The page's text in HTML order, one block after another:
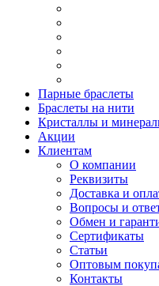
Парные браслеты
Браслеты на нити
Кристаллы и
Акции
Клиентам
О компании
Реквизиты
Доставка и
Вопросы и
Обмен и
Сертификаты
Статьи
Оптовым
Контакты